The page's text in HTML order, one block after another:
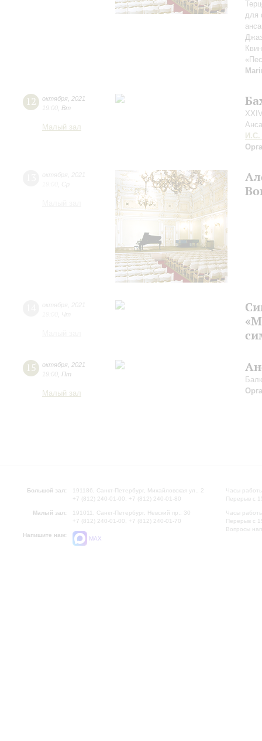
для
12 октября 2021
19:00 Вт
Малый зал
И.С.
15 октября 2021
19:00 Пт
Малый зал
Большой зал:
191186, Санкт-Петербург, Михайловская ул., 2
+7 (812) 240-01-00, +7 (812) 240-01-80
Малый зал:
191011, Санкт-Петербург, Невский пр., 30
+7 (812) 240-01-00, +7 (812) 240-01-70
Напишите нам:
MAX
Часы
Перерыв с
Часы
Перерыв с
Вопросы